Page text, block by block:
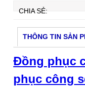
CHIA SẺ:
THÔNG TIN SẢN
Đồng phục
phục công